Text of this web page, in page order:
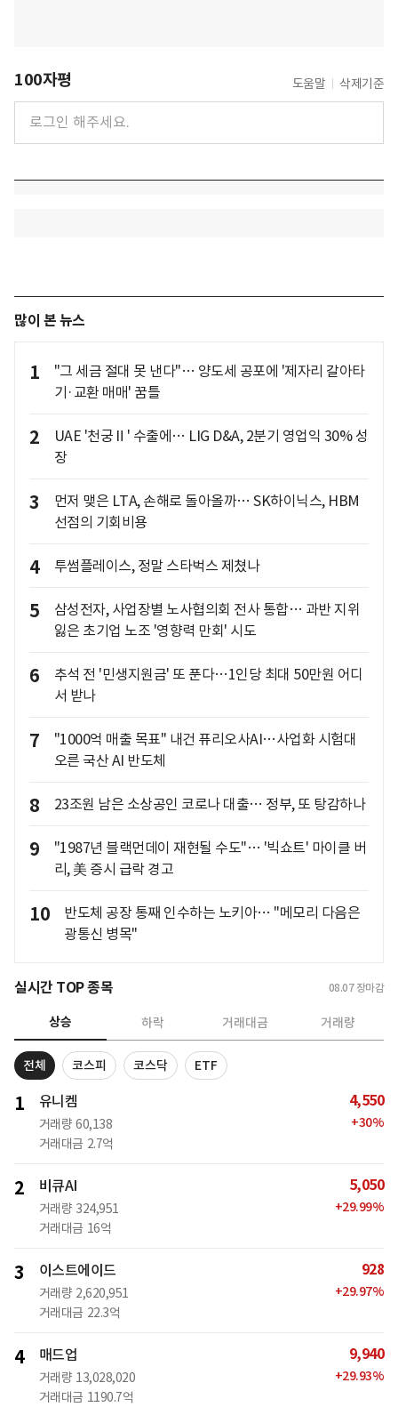
100자평 도움말 삭제기준
많이 본 뉴스
1
"그 세금 절대 못 낸다"… 양도세 공포에 '제자리 갈아타
기·교환 매매' 꿈틀
2
UAE '천궁Ⅱ' 수출에… LIG D&A, 2분기 영업익 30% 성
장
3
먼저 맺은 LTA, 손해로 돌아올까… SK하이닉스, HBM
선점의 기회비용
4 투썸플레이스, 정말 스타벅스 제쳤나
5
삼성전자, 사업장별 노사협의회 전사 통합… 과반 지위
잃은 초기업 노조 '영향력 만회' 시도
6
추석 전 '민생지원금' 또 푼다…1인당 최대 50만원 어디
서 받나
7
"1000억 매출 목표" 내건 퓨리오사AI…사업화 시험대
오른 국산 AI 반도체
8 23조원 남은 소상공인 코로나 대출… 정부, 또 탕감하나
9
"1987년 블랙먼데이 재현될 수도"… '빅쇼트' 마이클 버
리, 美 증시 급락 경고
10
반도체 공장 통째 인수하는 노키아… "메모리 다음은
광통신 병목"
실시간 TOP 종목 08.07 장마감
상승 하락 거래대금 거래량
전체 코스피 코스닥 ETF
1 유니켐
거래량 60,138
거래대금 2.7억
4,550
+30%
2 비큐AI
거래량 324,951
거래대금 16억
5,050
+29.99%
3 이스트에이드
거래량 2,620,951
거래대금 22.3억
928
+29.97%
4 매드업
거래량 13,028,020
거래대금 1190.7억
9,940
+29.93%